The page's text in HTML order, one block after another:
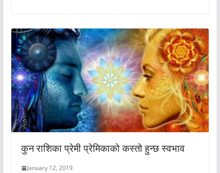
कुन राशिका प्रेमी प्रेमिकाको कस्तो हुन्छ स्वभाव
January 12, 2019